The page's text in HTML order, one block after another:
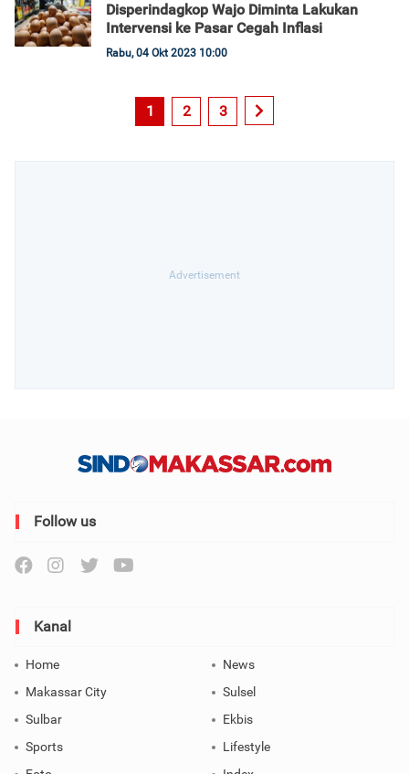
Disperindagkop Wajo Diminta Lakukan
Intervensi ke Pasar Cegah Inflasi
Rabu, 04 Okt 2023 10:00
1 2 3
Follow us
Kanal
Home
News
Makassar City
Sulsel
Sulbar
Ekbis
Sports
Lifestyle